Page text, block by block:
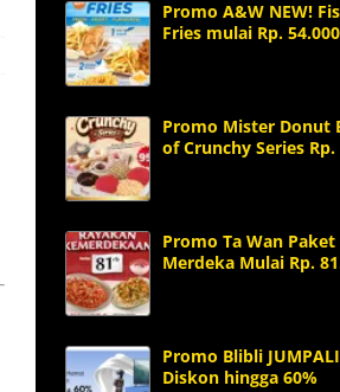
Promo A&W NEW!
Fries mulai Rp. 54.000
Promo Mister Donut
of Crunchy Series Rp.
Promo Ta Wan Paket
Merdeka Mulai Rp.
Promo Blibli
Diskon hingga 60%